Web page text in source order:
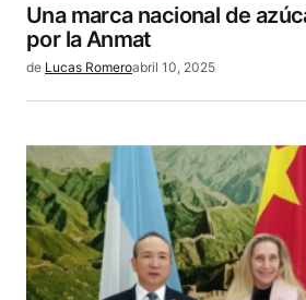
Una marca nacional de
por la Anmat
de Lucas Romeroabril 10, 2025